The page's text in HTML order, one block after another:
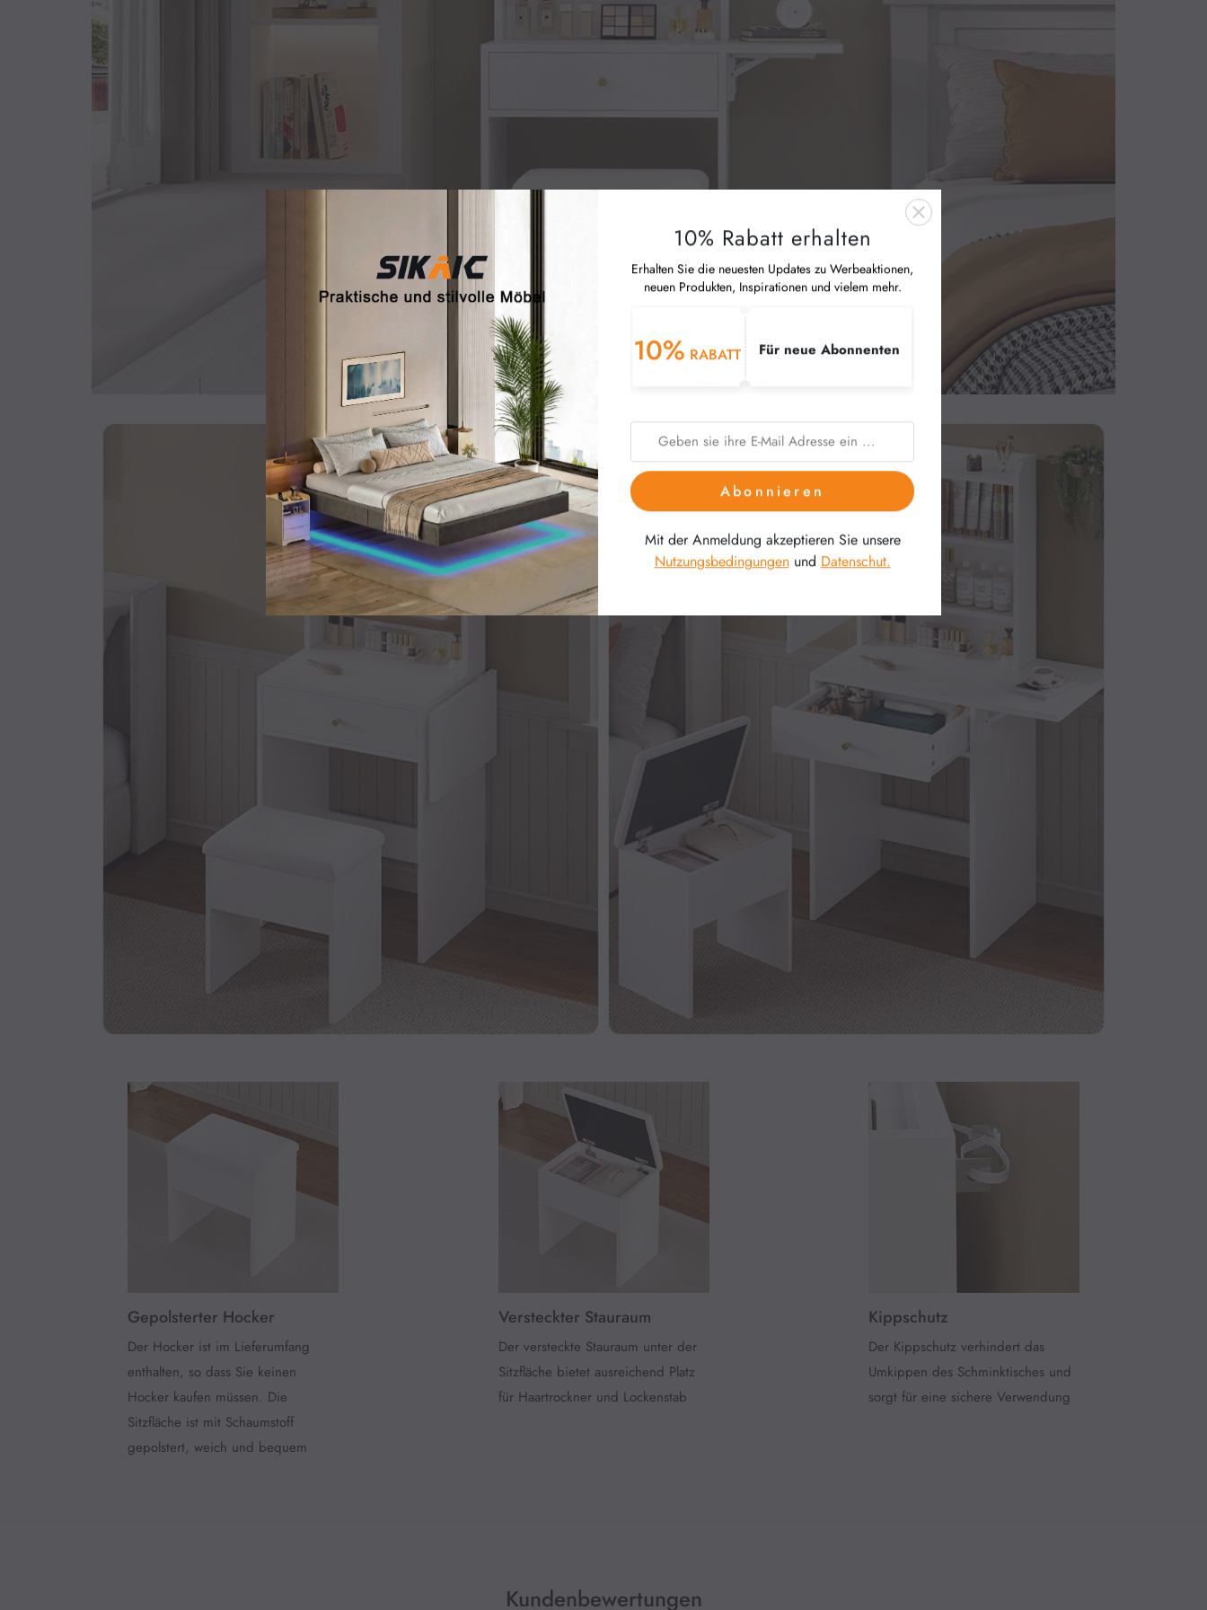
Gepolsterter Hocker
Der Hocker ist im Lieferumfang
enthalten, so dass Sie keinen
Hocker kaufen müssen. Die
Sitzfläche ist mit Schaumstoff
gepolstert, weich und bequem
Versteckter Stauraum
Der versteckte Stauraum unter der
Sitzfläche bietet ausreichend Platz
für Haartrockner und Lockenstab
Kippschutz
Der Kippschutz verhindert das
Umkippen des Schminktisches und
sorgt für eine sichere Verwendung
Kundenbewertungen
10% Rabatt erhalten
Erhalten Sie die neuesten Updates zu Werbeaktionen,
neuen Produkten, Inspirationen und vielem mehr.
10% RABATT Für neue Abonnenten
Abonnieren
Mit der Anmeldung akzeptieren Sie unsere
Nutzungsbedingungenund Datenschut.